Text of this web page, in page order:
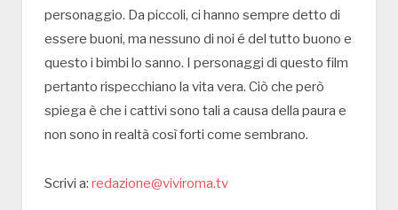
personaggio. Da piccoli, ci hanno sempre detto di
essere buoni, ma nessuno di noi é del tutto buono e
questo i bimbi lo sanno. I personaggi di questo film
pertanto rispecchiano la vita vera. Ciò che però
spiega è che i cattivi sono tali a causa della paura e
non sono in realtà così forti come sembrano.
Scrivi a: redazione@viviroma.tv